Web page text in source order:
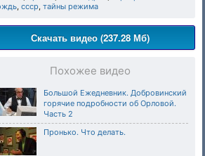
, ссср, тайны режима
Скачать видео (237.28 Мб)
Похожее видео
Большой Ежедневник. Добровинский
горячие подробности об Орловой.
Часть 2
Пронько. Что делать.